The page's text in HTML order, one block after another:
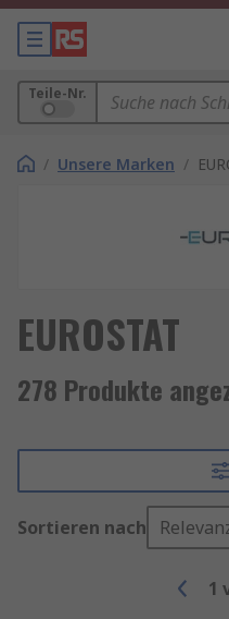
Teile-Nr.
/ Unsere Marken /
EUROSTAT
278 Produkte
Sortieren nach
1